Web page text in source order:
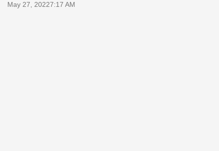
May 27, 20227:17 AM